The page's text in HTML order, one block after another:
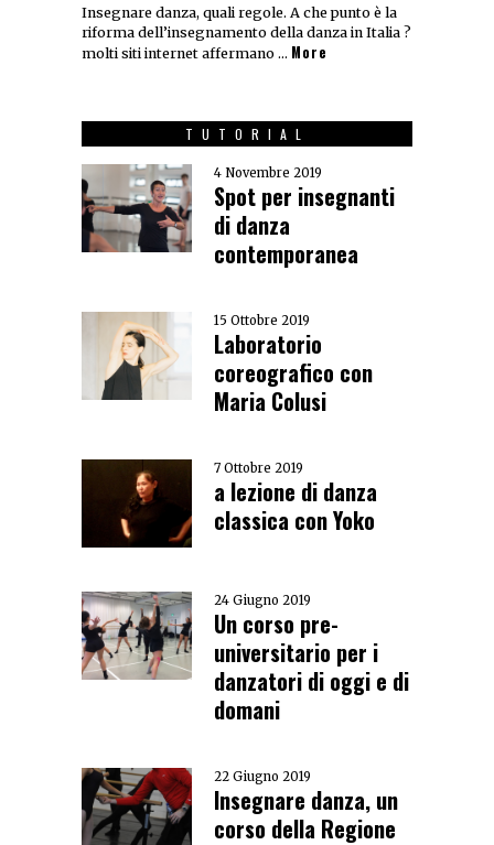
Insegnare danza, quali regole. A che punto è la
riforma dell’insegnamento della danza in Italia ?
molti siti internet affermano … More
TUTORIAL
4 Novembre 2019
Spot per insegnanti
di danza
contemporanea
15 Ottobre 2019
Laboratorio
coreografico con
Maria Colusi
7 Ottobre 2019
a lezione di danza
classica con Yoko
24 Giugno 2019
Un corso pre-
universitario per i
danzatori di oggi e di
domani
22 Giugno 2019
Insegnare danza, un
corso della Regione